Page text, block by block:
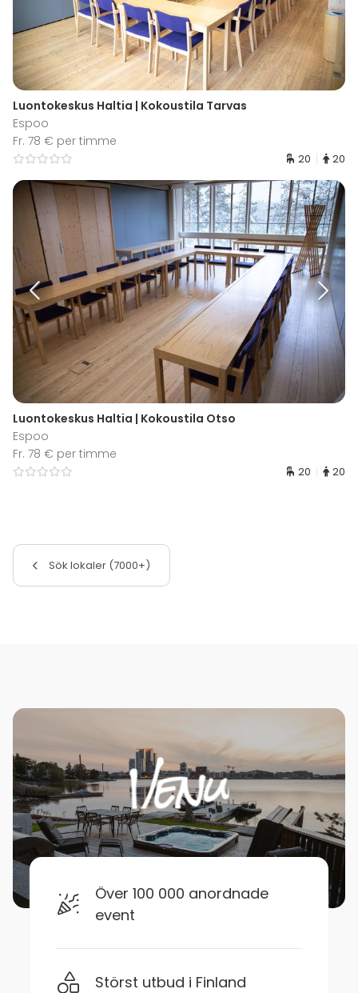
Luontokeskus Haltia | Kokoustila Tarvas
Espoo
Fr. 78 € per timme
20 20
Luontokeskus Haltia | Kokoustila Otso
Espoo
Fr. 78 € per timme
20 20
Sök lokaler (7000+)
Över 100 000 anordnade
event
Störst utbud i Finland